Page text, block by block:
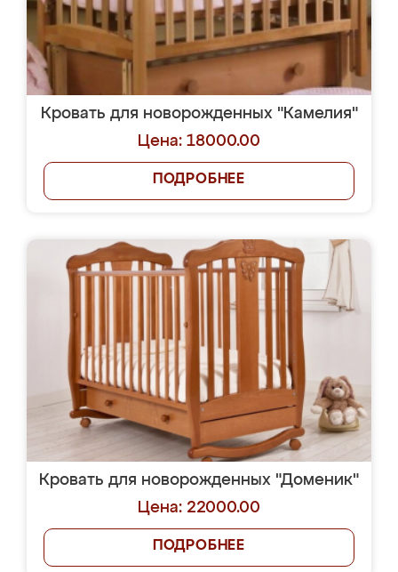
Кровать для новорожденных "Камелия"
Цена: 18000.00
ПОДРОБНЕЕ
Кровать для новорожденных "Доменик"
Цена: 22000.00
ПОДРОБНЕЕ